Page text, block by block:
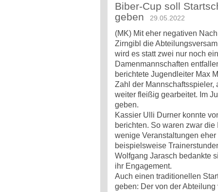
Biber-Cup soll
geben 29.05.2022
(MK) Mit eher negativen
Zirngibl die
wird es statt zwei nur noch
Damenmannschaften
berichtete Jugendleiter Max
Zahl der
weiter fleißig gearbeitet. Im
geben.
Kassier Ulli Durner konnte
berichten. So waren zwar
wenige Veranstaltungen
beispielsweise
Wolfgang Jarasch bedankte
ihr Engagement.
Auch einen traditionellen
geben: Der von der